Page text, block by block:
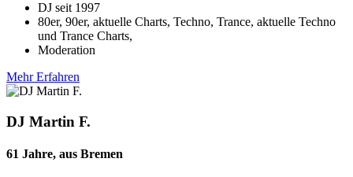
DJ seit 1997
80er, 90er, aktuelle Charts, Techno, Trance, aktuelle Techno
und Trance Charts,
Moderation
Mehr Erfahren
DJ Martin F.
61 Jahre, aus Bremen